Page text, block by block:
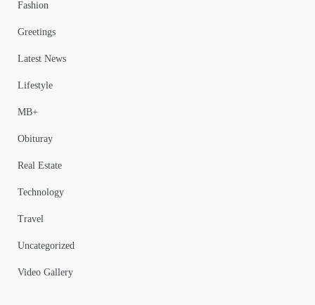
Fashion
Greetings
Latest News
Lifestyle
MB+
Obituray
Real Estate
Technology
Travel
Uncategorized
Video Gallery